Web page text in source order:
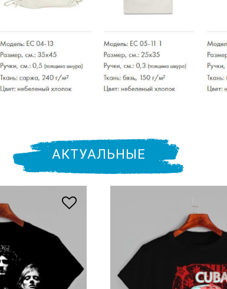
АКТУАЛЬНЫЕ